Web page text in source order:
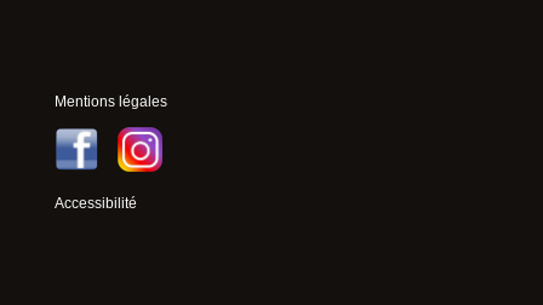
Mentions légales
Accessibilité